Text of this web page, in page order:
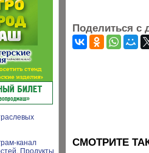
Поделиться с
CМОТРИТЕ